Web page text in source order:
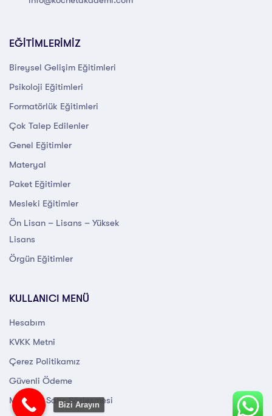
EĞİTİMLERİMİZ
Bireysel Gelişim Eğitimleri
Psikoloji Eğitimleri
Formatörlük Eğitimleri
Çok Talep Edilenler
Genel Eğitimler
Materyal
Paket Eğitimler
Mesleki Eğitimler
Ön Lisan – Lisans – Yüksek
Lisans
Örgün Eğitimler
KULLANICI MENÜ
Hesabım
KVKK Metni
Çerez Politikamız
Güvenli Ödeme
Mesafeli Satış Sözleşmesi
Bizi Arayın